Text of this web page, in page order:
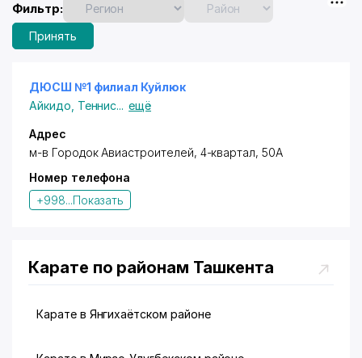
Фильтр:
Принять
ДЮСШ №1 филиал Куйлюк
Айкидо Теннис... ещё
Адрес
м-в Городок Авиастроителей, 4-квартал, 50А
Номер телефона
+998...Показать
Карате по районам Ташкента
Карате в Янгихаётском районе